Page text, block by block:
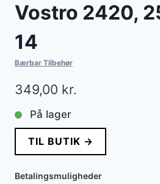
Vostro 2420,
14
Bærbar Tilbehør
349,00 kr.
På lager
TIL BUTIK →
Betalingsmuligheder